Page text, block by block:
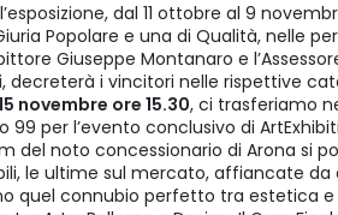
dal 11 ottobre al 9
Popolare e una di Qualità, nelle
Giuseppe Montanaro e
decreterà i vincitori nelle rispettive
novembre ore 15.30, ci trasferiamo
99 per l’evento conclusivo di
del noto concessionario di Arona si
le ultime sul mercato, affiancate da
quel connubio perfetto tra estetica